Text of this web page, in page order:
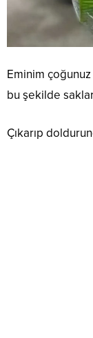
Eminim çoğunuz
bu şekilde
Çıkarıp